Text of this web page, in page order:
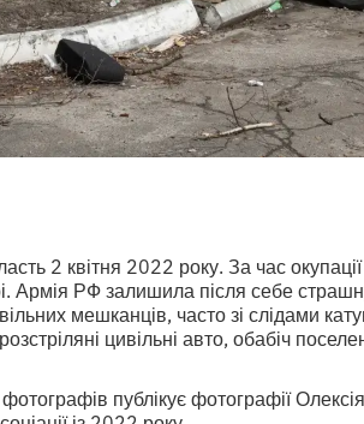
2 квітня 2022 року. За час
Армія РФ залишила після себе
мешканців, часто зі слідами
цивільні авто, обабіч
публікує фотографії